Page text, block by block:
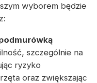
wyborem będzie
szczególnie na
ryzyko
oraz zwiększając